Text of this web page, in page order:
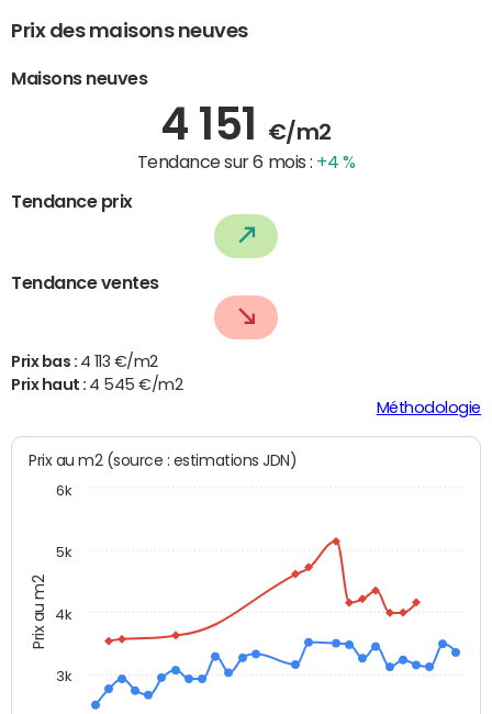
Prix des maisons neuves
Maisons neuves
4 151 €/m2
Tendance sur 6 mois : +4 %
Tendance prix
Tendance ventes
Prix bas : 4 113 €/m2
Prix haut : 4 545 €/m2
Méthodologie
Prix au m2
Prix au m2 (source : estimations JDN)
3k
4k
5k
6k